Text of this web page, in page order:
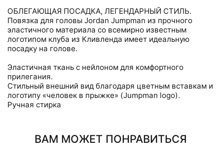
ОБЛЕГАЮЩАЯ ПОСАДКА, ЛЕГЕНДАРНЫЙ СТИЛЬ.
Повязка для головы Jordan Jumpman из прочного
эластичного материала со всемирно известным
логотипом клуба из Кливленда имеет идеальную
посадку на голове.
Эластичная ткань с нейлоном для комфортного
прилегания.
Стильный внешний вид благодаря цветным вставкам и
логотипу «человек в прыжке» (Jumpman logo).
Ручная стирка
ВАМ МОЖЕТ ПОНРАВИТЬСЯ